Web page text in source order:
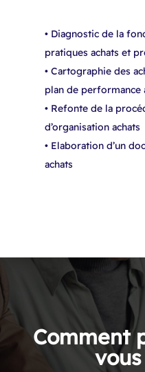
• Diagnostic de la
pratiques achats et
• Cartographie des
plan de performance
• Refonte de la
d’organisation achats​
• Elaboration d’un
achats​
Comment